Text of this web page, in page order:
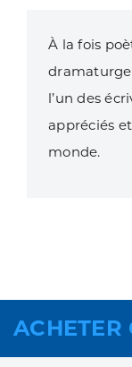
À la fois
l’un des
appréciés
monde.
ACHETER